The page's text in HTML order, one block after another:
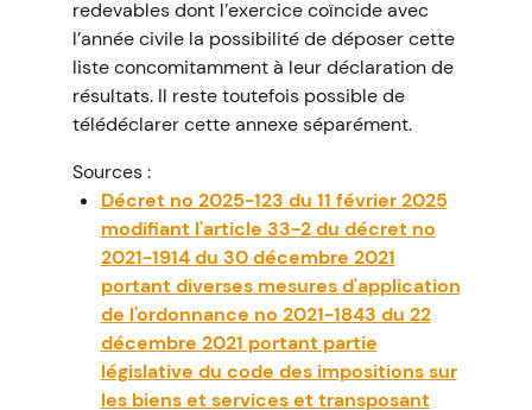
redevables dont l’exercice coïncide avec
l’année civile la possibilité de déposer cette
liste concomitamment à leur déclaration de
résultats. Il reste toutefois possible de
télédéclarer cette annexe séparément.
Sources :
Décret no 2025-123 du 11 février 2025
modifiant l'article 33-2 du décret no
2021-1914 du 30 décembre 2021
portant diverses mesures d'application
de l'ordonnance no 2021-1843 du 22
décembre 2021 portant partie
législative du code des impositions sur
les biens et services et transposant